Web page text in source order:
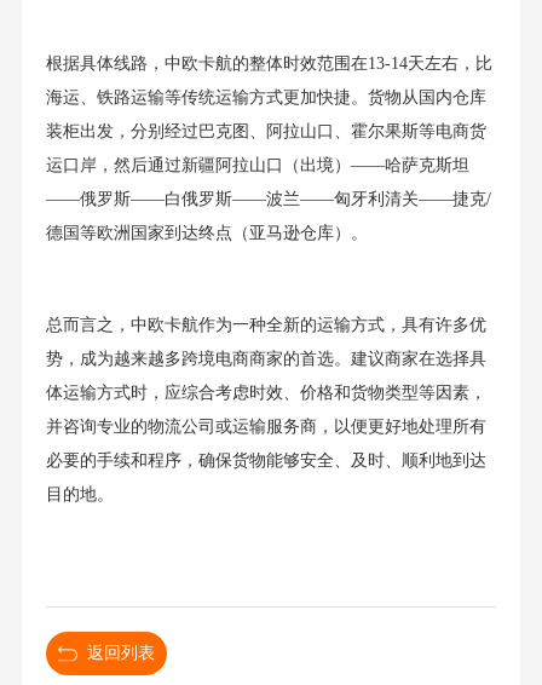
根据具体线路，中欧卡航的整体时效范围在13-14天左右，比
海运、铁路运输等传统运输方式更加快捷。货物从国内仓库
装柜出发，分别经过巴克图、阿拉山口、霍尔果斯等电商货
运口岸，然后通过新疆阿拉山口（出境）——哈萨克斯坦
——俄罗斯——白俄罗斯——波兰——匈牙利清关——捷克/
德国等欧洲国家到达终点（亚马逊仓库）。
总而言之，中欧卡航作为一种全新的运输方式，具有许多优
势，成为越来越多跨境电商商家的首选。建议商家在选择具
体运输方式时，应综合考虑时效、价格和货物类型等因素，
并咨询专业的物流公司或运输服务商，以便更好地处理所有
必要的手续和程序，确保货物能够安全、及时、顺利地到达
目的地。
返回列表